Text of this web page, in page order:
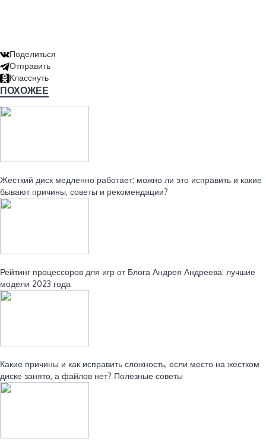
Поделиться
Отправить
Класснуть
ПОХОЖЕЕ
Жесткий диск медленно работает: можно ли это исправить и какие
бывают причины, советы и рекомендации?
Рейтинг процессоров для игр от Блога Андрея Андреева: лучшие
модели 2023 года
Какие причины и как исправить сложность, если место на жестком
диске занято, а файлов нет? Полезные советы